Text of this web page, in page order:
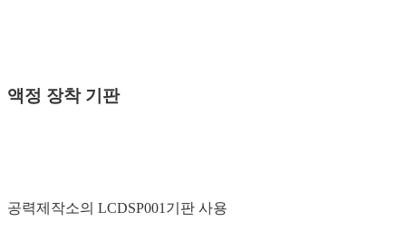
액정 장착 기판
공력제작소의 LCDSP001기판 사용